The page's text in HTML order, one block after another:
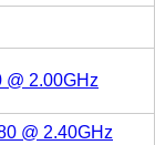
@ 2.00GHz
@ 2.40GHz